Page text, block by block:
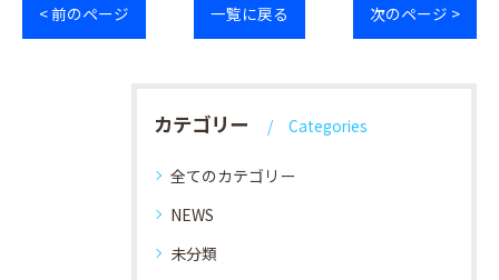
< 前のページ 一覧に戻る 次のページ >
カテゴリー Categories
全てのカテゴリー
NEWS
未分類